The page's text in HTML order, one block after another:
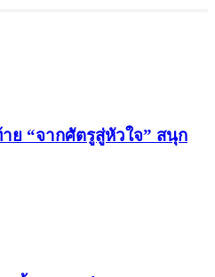
ย “จากศัตรูสู่หัวใจ” สนุก